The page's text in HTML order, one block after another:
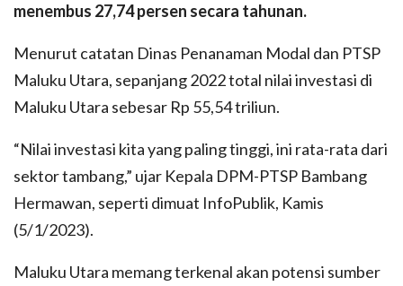
menembus 27,74 persen secara tahunan.
Menurut catatan Dinas Penanaman Modal dan PTSP
Maluku Utara, sepanjang 2022 total nilai investasi di
Maluku Utara sebesar Rp 55,54 triliun.
“Nilai investasi kita yang paling tinggi, ini rata-rata dari
sektor tambang,” ujar Kepala DPM-PTSP Bambang
Hermawan, seperti dimuat InfoPublik, Kamis
(5/1/2023).
Maluku Utara memang terkenal akan potensi sumber